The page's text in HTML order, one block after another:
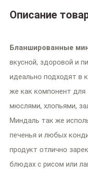
Описание
Бланшированные
вкусной, здоровой и
идеально подходят в
же как компонент для
мюслями, хлопьями,
Миндаль так же
печенья и любых
продукт отлично
блюдах с рисом или